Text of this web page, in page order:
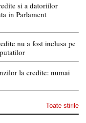
si a datoriilor
in Parlament
nu a fost inclusa pe
la credite: numai
Toate stirile